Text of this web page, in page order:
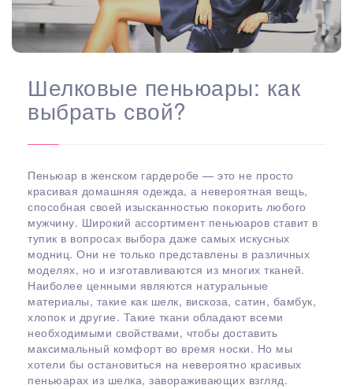
Шелковые пеньюары: как
выбрать свой?
Пеньюар в женском гардеробе — это не просто
красивая домашняя одежда, а невероятная вещь,
способная своей изысканностью покорить любого
мужчину. Широкий ассортимент пеньюаров ставит в
тупик в вопросах выбора даже самых искусных
модниц. Они не только представлены в различных
моделях, но и изготавливаются из многих тканей.
Наиболее ценными являются натуральные
материалы, такие как шелк, вискоза, сатин, бамбук,
хлопок и другие. Такие ткани обладают всеми
необходимыми свойствами, чтобы доставить
максимальный комфорт во время носки. Но мы
хотели бы остановиться на невероятно красивых
пеньюарах из шелка, завораживающих взгляд.